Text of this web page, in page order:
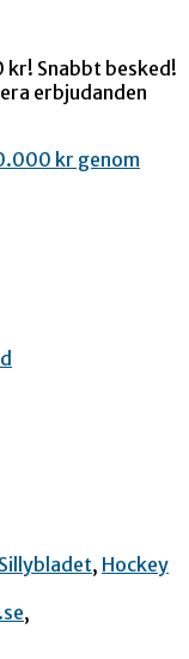
Snabbt besked!
erbjudanden
Sillybladet, Hockey
,